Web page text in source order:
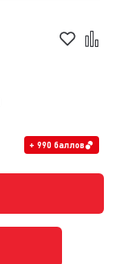
+ 990 баллов